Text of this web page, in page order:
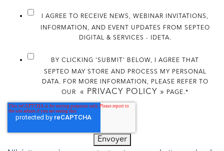
I AGREE TO RECEIVE NEWS, WEBINAR INVITATIONS,
INFORMATION, AND EVENT UPDATES FROM SEPTEO
DIGITAL & SERVICES - IDETA.
BY CLICKING 'SUBMIT' BELOW, I AGREE THAT
SEPTEO MAY STORE AND PROCESS MY PERSONAL
DATA. FOR MORE INFORMATION, PLEASE REFER TO
OUR « PRIVACY POLICY » PAGE.*